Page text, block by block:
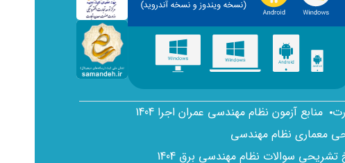
منابع آزمون نظام مهندسی عمران اجرا 1404
معماری نظام مهندسی
تشریحی سوالات نظام مهندسی برق 1404